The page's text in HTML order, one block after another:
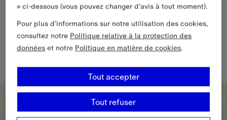
» ci-dessous (vous pouvez changer d’avis à tout moment).
Pour plus d’informations sur notre utilisation des cookies,
consultez notre Politique relative à la protection des
données et notre Politique en matière de cookies.
Tout refuser
Tout accepter